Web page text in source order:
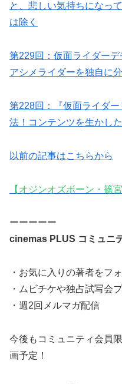
と、悲しい気持ちになっ
は除く
第229回：仮面ライダーデ
アシメライダーを独自に
第228回：『仮面ライダ
法！コンテンツを生かし
以前の記事はこちらから
【オジンオズボーン・篠
ーーーーー
cinemas PLUS コミュニ
・お気に入りの著者をフ
・ムビチケや独占試写会
・週2回メルマガ配信
今後もコミュニティ会員
画予定！